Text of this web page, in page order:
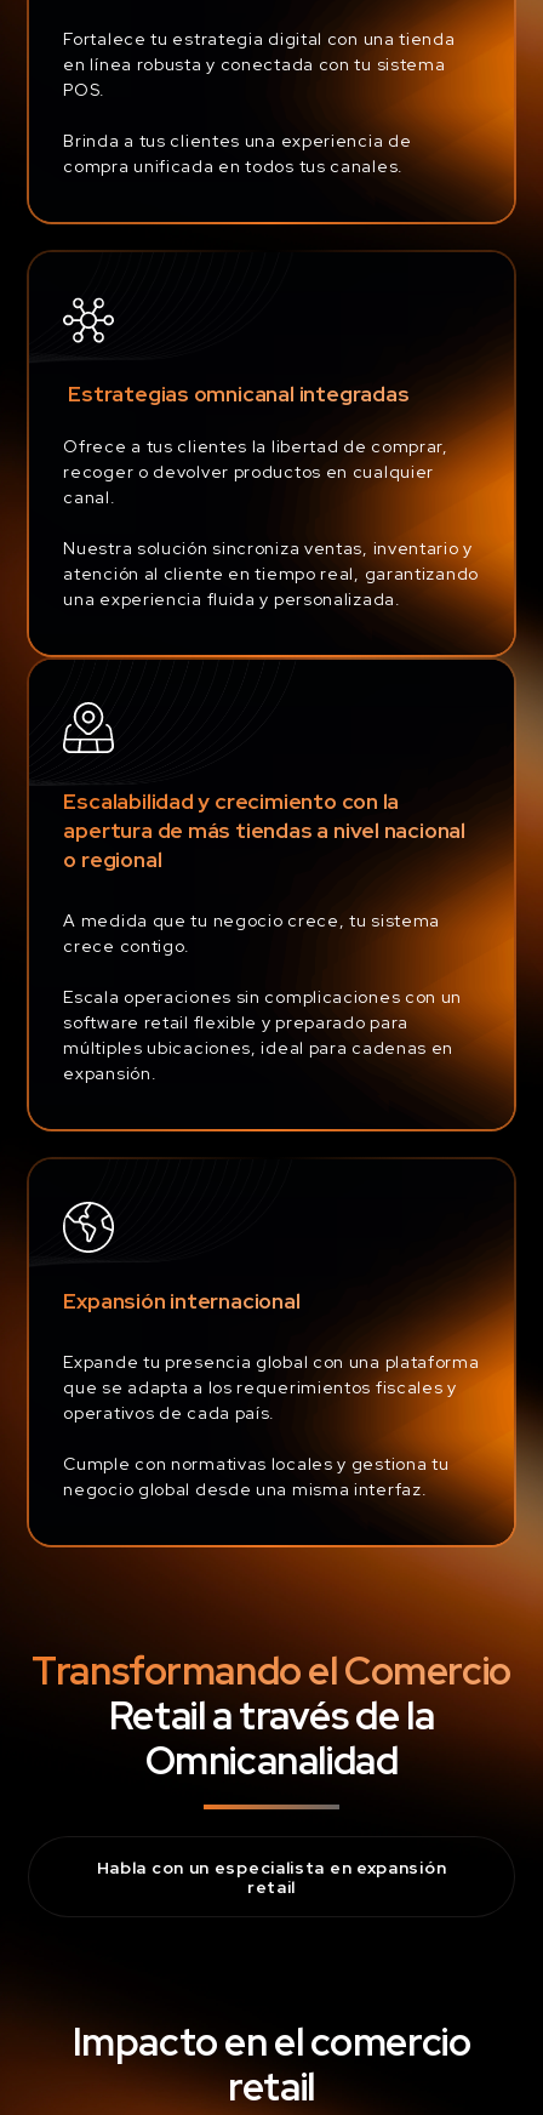
Fortalece tu estrategia digital con una tienda
en línea robusta y conectada con tu sistema
POS.
Brinda a tus clientes una experiencia de
compra unificada en todos tus canales.
Estrategias omnicanal integradas
Ofrece a tus clientes la libertad de comprar,
recoger o devolver productos en cualquier
canal.
Nuestra solución sincroniza ventas, inventario y
atención al cliente en tiempo real, garantizando
una experiencia fluida y personalizada.
Escalabilidad y crecimiento con la
apertura de más tiendas a nivel nacional
o regional
A medida que tu negocio crece, tu sistema
crece contigo.
Escala operaciones sin complicaciones con un
software retail flexible y preparado para
múltiples ubicaciones, ideal para cadenas en
expansión.
Expansión internacional
Expande tu presencia global con una plataforma
que se adapta a los requerimientos fiscales y
operativos de cada país.
Cumple con normativas locales y gestiona tu
negocio global desde una misma interfaz.
Transformando el Comercio
Retail a través de la
Omnicanalidad
Habla con un especialista en expansión
retail
Impacto en el comercio
retail